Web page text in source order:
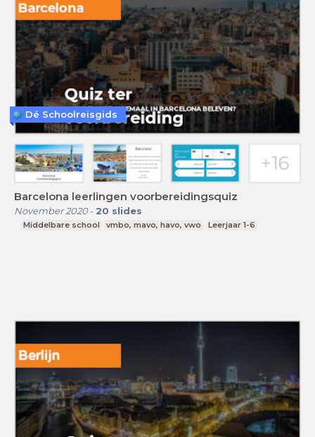
Barcelona leerlingen voorbereidingsquiz
November 2020- 20 slides
Middelbare school vmbo, mavo, havo, vwo Leerjaar 1-6
Dé Schoolreisgids